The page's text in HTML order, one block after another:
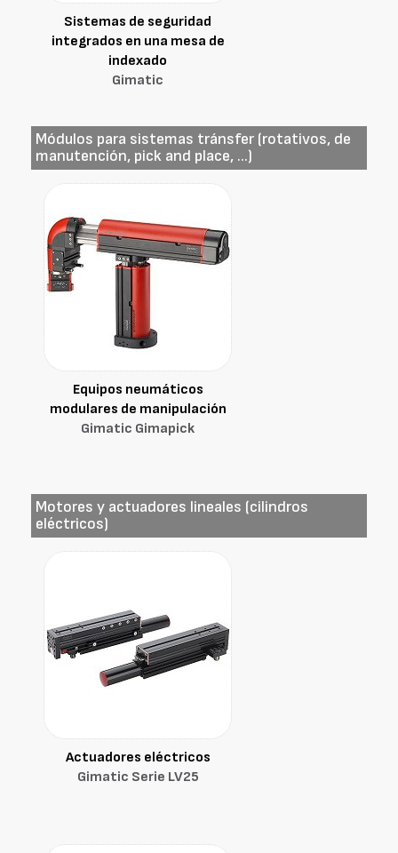
Sistemas de seguridad
integrados en una mesa de
indexado
Gimatic
Módulos para sistemas tránsfer (rotativos, de
manutención, pick and place, ...)
Equipos neumáticos
modulares de manipulación
Gimatic Gimapick
Motores y actuadores lineales (cilindros
eléctricos)
Actuadores eléctricos
Gimatic Serie LV25